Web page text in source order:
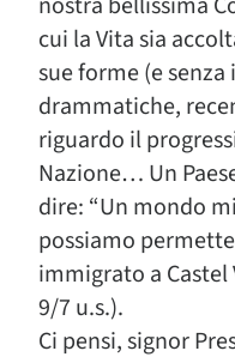
cui la Vita sia
sue forme (e
drammatiche,
riguardo il
Nazione… Un
dire: “Un mondo
possiamo
immigrato a Castel
9/7 u.s.).
Ci pensi, signor